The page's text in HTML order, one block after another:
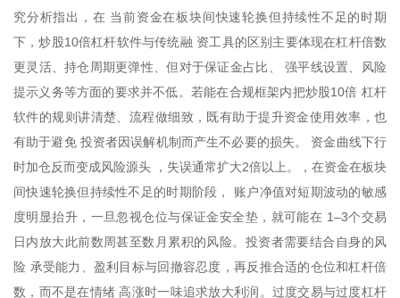
究分析指出，在 当前资金在板块间快速轮换但持续性不足的时期
下，炒股10倍杠杆软件与传统融 资工具的区别主要体现在杠杆倍数
更灵活、持仓周期更弹性、但对于保证金占比、 强平线设置、风险
提示义务等方面的要求并不低。若能在合规框架内把炒股10倍 杠杆
软件的规则讲清楚、流程做细致，既有助于提升资金使用效率，也
有助于避免 投资者因误解机制而产生不必要的损失。 资金曲线下行
时加仓反而变成风险源头 ，失误通常扩大2倍以上。，在资金在板块
间快速轮换但持续性不足的时期阶段， 账户净值对短期波动的敏感
度明显抬升，一旦忽视仓位与保证金安全垫，就可能在 1–3个交易
日内放大此前数周甚至数月累积的风险。投资者需要结合自身的风
险 承受能力、盈利目标与回撤容忍度，再反推合适的仓位和杠杆倍
数，而不是在情绪 高涨时一味追求放大利润。过度交易与过度杠杆